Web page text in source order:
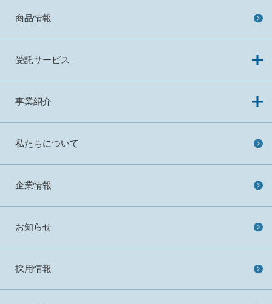
商品情報
受託サービス
事業紹介
私たちについて
企業情報
お知らせ
採用情報